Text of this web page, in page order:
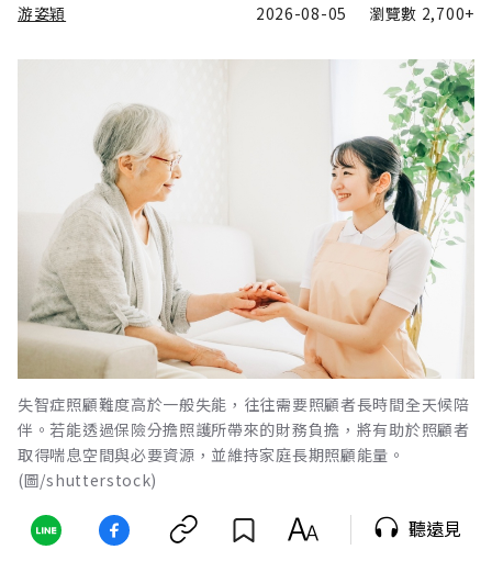
游姿穎 2026-08-05 瀏覽數 2,700+
失智症照顧難度高於一般失能，往往需要照顧者長時間全天候陪
伴。若能透過保險分擔照護所帶來的財務負擔，將有助於照顧者
取得喘息空間與必要資源，並維持家庭長期照顧能量。
(圖/shutterstock)
聽遠見